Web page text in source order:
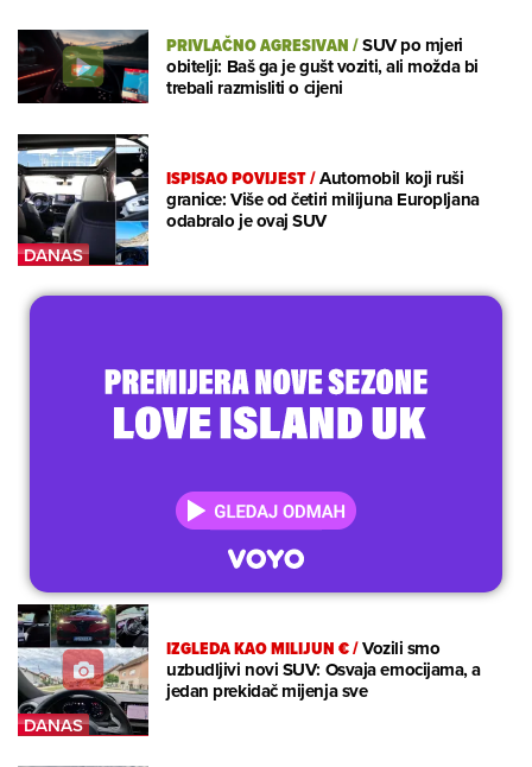
PRIVLAČNO AGRESIVAN/SUV po mjeri
obitelji: Baš ga je gušt voziti, ali možda bi
trebali razmisliti o cijeni
ISPISAO POVIJEST/Automobil koji ruši
granice: Više od četiri milijuna Europljana
odabralo je ovaj SUV
IZGLEDA KAO MILIJUN €/Vozili smo
uzbudljivi novi SUV: Osvaja emocijama, a
jedan prekidač mijenja sve